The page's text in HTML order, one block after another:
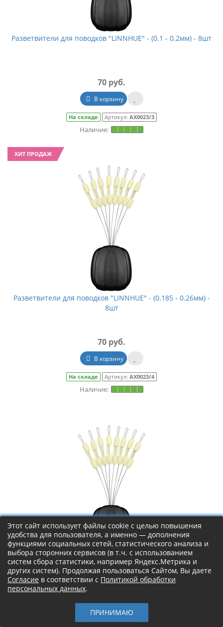
Разветвители для поводков "LINNHUE" - (0.1 - 0.2мм) - 8шт
70 руб.
В корзину
На складе Артикул: АХ0023/3
ХИТ ПРОДАЖ
Разветвители для поводков "LINNHUE" - (0.185 - 0.26мм) -
8шт
70 руб.
В корзину
На складе Артикул: АХ0023/4
Разветвители для поводков "LINNHUE" - (0.235 - 0.33мм) -
8шт
70 руб.
Левая панель
Этот сайт использует файлы cookie с целью повышения
удобства для пользователя, а именно — дополнения
функциями социальных сетей, статистического анализа и
выбора сторонних сервисов (в т.ч. с использованием
систем сбора статистики, например Яндекс.Метрика и
других систем). Продолжая пользоваться Сайтом, Вы даете
Согласие в соответствии с Политикой обработки
персональных данных.
ПРИНИМАЮ